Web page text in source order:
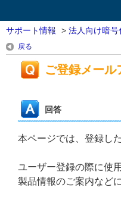
サポート情報 > 法人向け暗
戻る
ご登録メール
回答
本ページでは、登録し
ユーザー登録の際に使
製品情報のご案内など